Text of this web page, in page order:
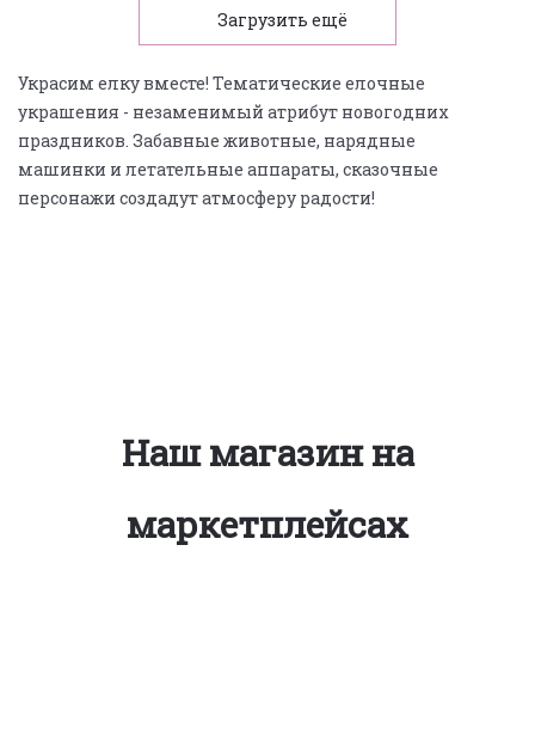
Загрузить ещё
Украсим елку вместе! Тематические елочные
украшения - незаменимый атрибут новогодних
праздников. Забавные животные, нарядные
машинки и летательные аппараты, сказочные
персонажи создадут атмосферу радости!
Наш магазин на
маркетплейсах